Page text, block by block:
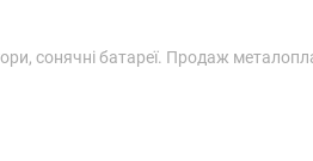
сонячні батареї. Продаж